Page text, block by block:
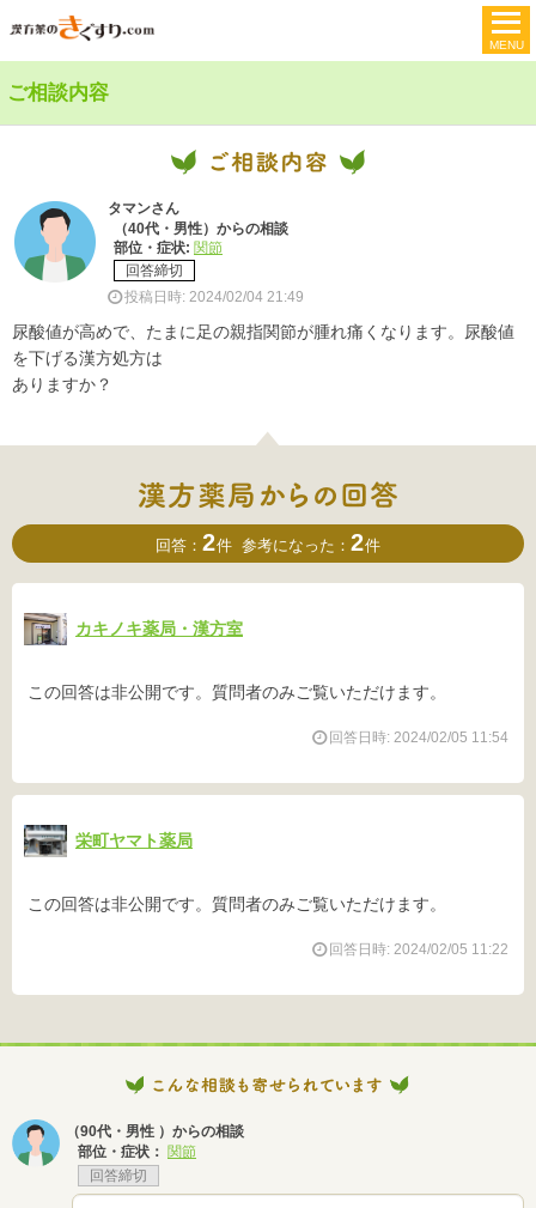
ご相談内容
タマンさん
（40代・男性）からの相談
部位・症状: 関節
回答締切
投稿日時: 2024/02/04 21:49
尿酸値が高めで、たまに足の親指関節が腫れ痛くなります。尿酸値
を下げる漢方処方は
ありますか？
回答： 2件 参考になった： 2件
カキノキ薬局・漢方室
この回答は非公開です。質問者のみご覧いただけます。
回答日時: 2024/02/05 11:54
栄町ヤマト薬局
この回答は非公開です。質問者のみご覧いただけます。
回答日時: 2024/02/05 11:22
（90代・男性 ）からの相談
部位・症状： 関節
回答締切